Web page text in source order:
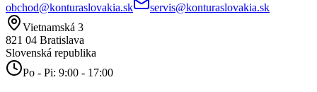
obchod@konturaslovakia.sk
servis@konturaslovakia.sk
Vietnamská 3
821 04 Bratislava
Slovenská republika
Po - Pi: 9:00 - 17:00